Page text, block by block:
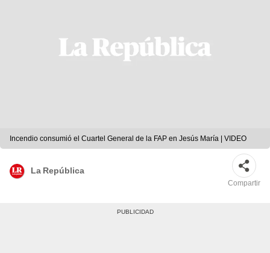
Incendio consumió el Cuartel General de la FAP en Jesús María | VIDEO
La República
Compartir